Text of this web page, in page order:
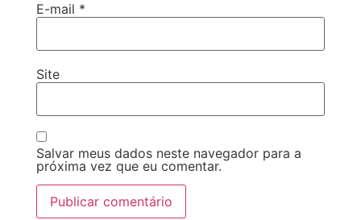
E-mail *
Site
Salvar meus dados neste navegador para a
próxima vez que eu comentar.